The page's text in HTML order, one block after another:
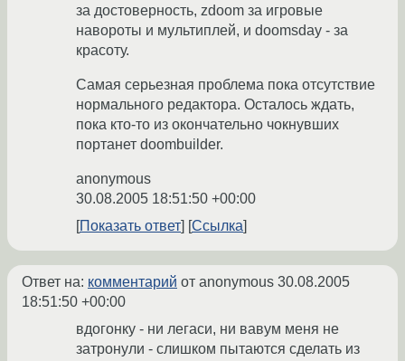
за достоверность, zdoom за игровые
навороты и мультиплей, и doomsday - за
красоту.
Самая серьезная проблема пока отсутствие
нормального редактора. Осталось ждать,
пока кто-то из окончательно чокнувших
портанет doombuilder.
anonymous
30.08.2005 18:51:50 +00:00
Показать ответ
Ссылка
Ответ на: комментарий от anonymous 30.08.2005
18:51:50 +00:00
вдогонку - ни легаси, ни вавум меня не
затронули - слишком пытаются сделать из